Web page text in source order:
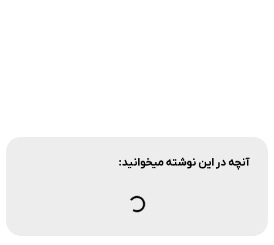
آنچه در این نوشته میخوانید: